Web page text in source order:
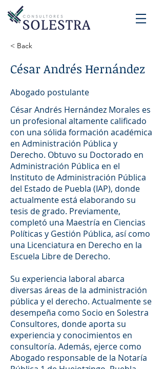
< Back
César Andrés Hernández
Abogado postulante
César Andrés Hernández Morales es
un profesional altamente calificado
con una sólida formación académica
en Administración Pública y
Derecho. Obtuvo su Doctorado en
Administración Pública en el
Instituto de Administración Pública
del Estado de Puebla (IAP), donde
actualmente está elaborando su
tesis de grado. Previamente,
completó una Maestría en Ciencias
Políticas y Gestión Pública, así como
una Licenciatura en Derecho en la
Escuela Libre de Derecho.
Su experiencia laboral abarca
diversas áreas de la administración
pública y el derecho. Actualmente se
desempeña como Socio en Solestra
Consultores, donde aporta su
experiencia y conocimientos en
consultoría. Además, ejerce como
Abogado responsable de la Notaría